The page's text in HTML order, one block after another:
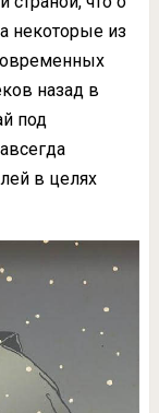
некоторые из
назад в
под
в целях